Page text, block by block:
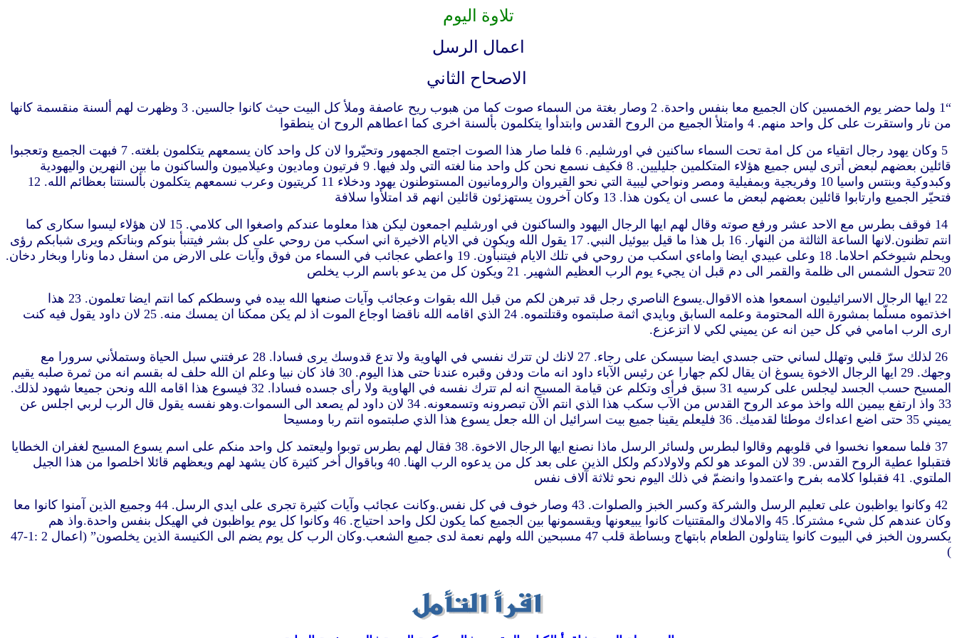
تلاوة اليوم
اعمال الرسل
الاصحاح الثاني
“1 ولما حضر يوم الخمسين كان الجميع معا بنفس واحدة. 2 وصار بغتة من السماء صوت كما من هبوب ريح عاصفة وملأ كل البيت حيث كانوا جالسين. 3 وظهرت لهم ألسنة منقسمة كانها
من نار واستقرت على كل واحد منهم. 4 وامتلأ الجميع من الروح القدس وابتدأوا يتكلمون بألسنة اخرى كما اعطاهم الروح ان ينطقوا
5 وكان يهود رجال اتقياء من كل امة تحت السماء ساكنين في اورشليم. 6 فلما صار هذا الصوت اجتمع الجمهور وتحيّروا لان كل واحد كان يسمعهم يتكلمون بلغته. 7 فبهت الجميع وتعجبوا
قائلين بعضهم لبعض أترى ليس جميع هؤلاء المتكلمين جليليين. 8 فكيف نسمع نحن كل واحد منا لغته التي ولد فيها. 9 فرتيون وماديون وعيلاميون والساكنون ما بين النهرين واليهودية
وكبدوكية وبنتس واسيا 10 وفريجية وبمفيلية ومصر ونواحي ليبية التي نحو القيروان والرومانيون المستوطنون يهود ودخلاء 11 كريتيون وعرب نسمعهم يتكلمون بألسنتنا بعظائم الله. 12
فتحيّر الجميع وارتابوا قائلين بعضهم لبعض ما عسى ان يكون هذا. 13 وكان آخرون يستهزئون قائلين انهم قد امتلأوا سلافة
14 فوقف بطرس مع الاحد عشر ورفع صوته وقال لهم ايها الرجال اليهود والساكنون في اورشليم اجمعون ليكن هذا معلوما عندكم واصغوا الى كلامي. 15 لان هؤلاء ليسوا سكارى كما
انتم تظنون.لانها الساعة الثالثة من‏ النهار. 16 بل هذا ما قيل بيوئيل النبي. 17 يقول الله ويكون في الايام الاخيرة اني اسكب من روحي على كل بشر فيتنبأ بنوكم وبناتكم ويرى شبابكم رؤى
ويحلم شيوخكم احلاما. 18 وعلى عبيدي ايضا واماءي اسكب من روحي في تلك الايام فيتنبأون. 19 واعطي عجائب في السماء من فوق وآيات على الارض من اسفل دما ونارا وبخار دخان.
20 تتحول الشمس الى ظلمة والقمر الى دم قبل ان يجيء يوم الرب العظيم الشهير. 21 ويكون كل من يدعو باسم الرب يخلص
22 ايها الرجال الاسرائيليون اسمعوا هذه الاقوال.يسوع الناصري رجل قد تبرهن لكم من قبل الله بقوات وعجائب وآيات صنعها الله بيده في وسطكم كما انتم ايضا تعلمون. 23 هذا
اخذتموه مسلّما بمشورة الله المحتومة وعلمه السابق وبايدي اثمة صلبتموه وقتلتموه. 24 الذي اقامه الله ناقضا اوجاع الموت اذ لم يكن ممكنا ان يمسك منه. 25 لان داود يقول فيه كنت
ارى الرب امامي في كل حين انه عن يميني لكي لا اتزعزع.
26 لذلك سرّ قلبي وتهلل لساني حتى جسدي ايضا سيسكن على رجاء. 27 لانك لن تترك نفسي في الهاوية ولا تدع قدوسك يرى فسادا. 28 عرفتني سبل الحياة وستملأني سرورا مع
وجهك. 29 ايها الرجال الاخوة يسوغ ان يقال لكم جهارا عن رئيس الآباء داود انه مات ودفن وقبره عندنا حتى هذا اليوم. 30 فاذ كان نبيا وعلم ان الله حلف له بقسم انه من ثمرة صلبه يقيم
المسيح حسب الجسد ليجلس على كرسيه 31 سبق فرأى وتكلم عن قيامة المسيح انه لم تترك نفسه في الهاوية ولا رأى جسده فسادا. 32 فيسوع هذا اقامه الله ونحن جميعا شهود لذلك.
33 واذ ارتفع بيمين الله واخذ موعد الروح القدس من الآب سكب هذا الذي انتم الآن تبصرونه وتسمعونه. 34 لان داود لم يصعد الى السموات.وهو نفسه يقول قال الرب لربي اجلس عن
يميني 35 حتى اضع اعداءك موطئا لقدميك. 36 فليعلم يقينا جميع بيت اسرائيل ان الله جعل يسوع هذا الذي صلبتموه انتم ربا ومسيحا
37 فلما سمعوا نخسوا في قلوبهم وقالوا لبطرس ولسائر الرسل ماذا نصنع ايها الرجال الاخوة. 38 فقال لهم بطرس توبوا وليعتمد كل واحد منكم على اسم يسوع المسيح لغفران الخطايا
فتقبلوا عطية الروح القدس. 39 لان الموعد هو لكم ولاولادكم ولكل الذين على بعد كل من يدعوه الرب الهنا. 40 وباقوال أخر كثيرة كان يشهد لهم ويعظهم قائلا اخلصوا من هذا الجيل
الملتوي. 41 فقبلوا كلامه بفرح واعتمدوا وانضمّ في ذلك اليوم نحو ثلاثة آلاف نفس
42 وكانوا يواظبون على تعليم الرسل والشركة وكسر الخبز والصلوات. 43 وصار خوف في كل نفس.وكانت عجائب وآيات كثيرة تجرى على ايدي الرسل. 44 وجميع الذين آمنوا كانوا معا
وكان عندهم كل شيء مشتركا. 45 والاملاك والمقتنيات كانوا يبيعونها ويقسمونها بين الجميع كما يكون لكل واحد احتياج. 46 وكانوا كل يوم يواظبون في الهيكل بنفس واحدة.واذ هم
يكسرون الخبز في البيوت كانوا يتناولون الطعام بابتهاج وبساطة قلب 47 مسبحين الله ولهم نعمة لدى جميع الشعب.وكان الرب كل يوم يضم الى الكنيسة الذين يخلصون” (اعمال 2 :1-47
)